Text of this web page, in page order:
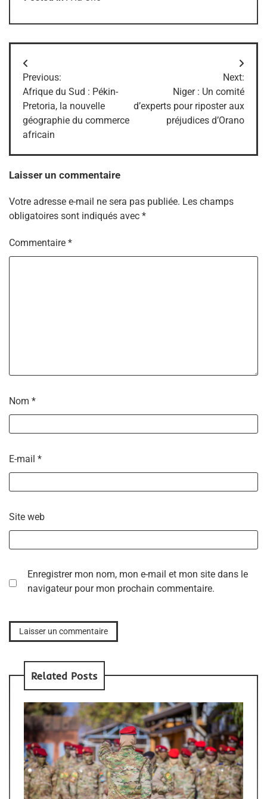
Navigation
de
l’article
Previous:
Afrique du Sud : Pékin-
Pretoria, la nouvelle
géographie du commerce
africain
Next:
Niger : Un comité
d’experts pour riposter aux
préjudices d’Orano
Laisser un commentaire
Votre adresse e-mail ne sera pas publiée. Les champs
obligatoires sont indiqués avec *
Commentaire *
Nom *
E-mail *
Site web
Enregistrer mon nom, mon e-mail et mon site dans le
navigateur pour mon prochain commentaire.
Related Posts